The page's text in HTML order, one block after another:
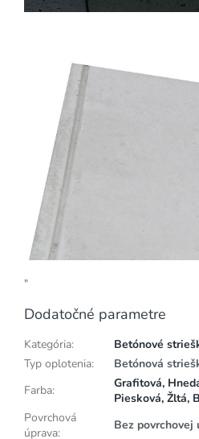
"
Dodatočné parametre
Kategória:
Betónové
Typ oplotenia:
Betónová
Farba:
Grafitová,
Piesková, Žltá,
Povrchová
úprava:
Bez povrchovej